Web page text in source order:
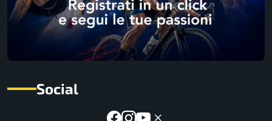
Social